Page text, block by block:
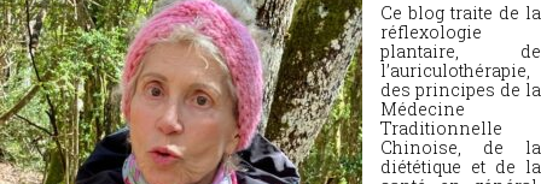
Ce blog traite de la
réflexologie
plantaire, de
l’auriculothérapie,
des principes de la
Médecine
Traditionnelle
Chinoise, de la
diététique et de la